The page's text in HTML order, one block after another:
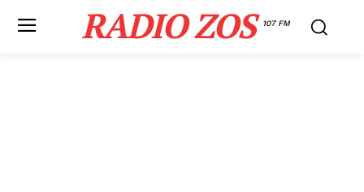
RADIO ZOS 107 FM